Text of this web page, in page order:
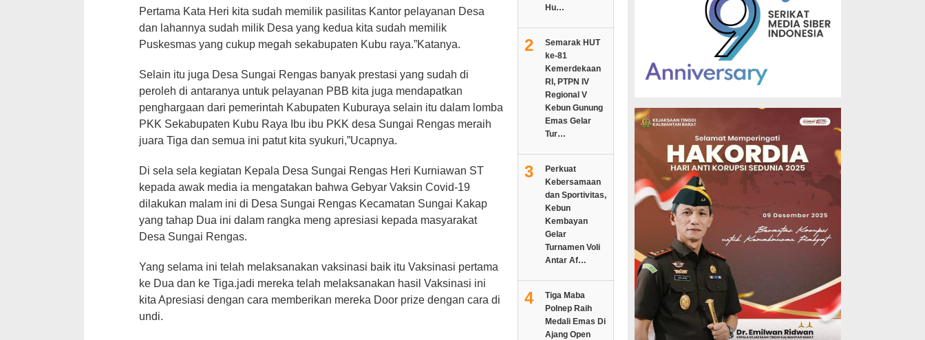
Pertama Kata Heri kita sudah memilik pasilitas Kantor pelayanan Desa
dan lahannya sudah milik Desa yang kedua kita sudah memilik
Puskesmas yang cukup megah sekabupaten Kubu raya.”Katanya.
Selain itu juga Desa Sungai Rengas banyak prestasi yang sudah di
peroleh di antaranya untuk pelayanan PBB kita juga mendapatkan
penghargaan dari pemerintah Kabupaten Kuburaya selain itu dalam lomba
PKK Sekabupaten Kubu Raya Ibu ibu PKK desa Sungai Rengas meraih
juara Tiga dan semua ini patut kita syukuri,”Ucapnya.
Di sela sela kegiatan Kepala Desa Sungai Rengas Heri Kurniawan ST
kepada awak media ia mengatakan bahwa Gebyar Vaksin Covid-19
dilakukan malam ini di Desa Sungai Rengas Kecamatan Sungai Kakap
yang tahap Dua ini dalam rangka meng apresiasi kepada masyarakat
Desa Sungai Rengas.
Yang selama ini telah melaksanakan vaksinasi baik itu Vaksinasi pertama
ke Dua dan ke Tiga.jadi mereka telah melaksanakan hasil Vaksinasi ini
kita Apresiasi dengan cara memberikan mereka Door prize dengan cara di
undi.
Hu…
2
Semarak HUT
ke-81
Kemerdekaan
RI, PTPN IV
Regional V
Kebun Gunung
Emas Gelar
Tur…
3
Perkuat
Kebersamaan
dan Sportivitas,
Kebun
Kembayan
Gelar
Turnamen Voli
Antar Af…
4
Tiga Maba
Polnep Raih
Medali Emas Di
Ajang Open